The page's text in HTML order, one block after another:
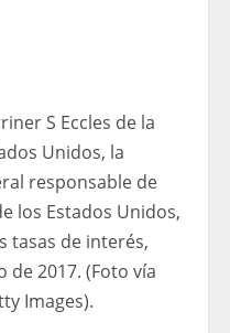
S Eccles de la
Unidos, la
responsable de
los Estados Unidos,
tasas de interés,
de 2017. (Foto vía
Images).